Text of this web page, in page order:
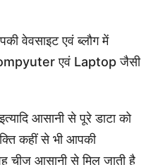
वेवसाइट एवं ब्लौग में
एवं Laptop जैसी
आसानी से पूरे डाटा को
कहीं से भी आपकी
चीज आसानी से मिल जाती है